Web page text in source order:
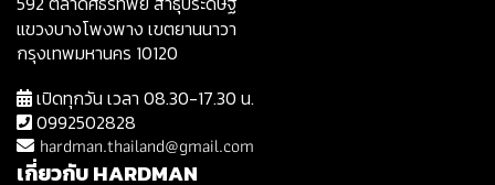
แขวงบางโพงพาง เขตยานนาวา
กรุงเทพมหานคร 10120
เปิดทุกวัน เวลา 08.30-17.30 น.
0992502828
hardman.thailand@gmail.com
เกี่ยวกับ HARDMAN